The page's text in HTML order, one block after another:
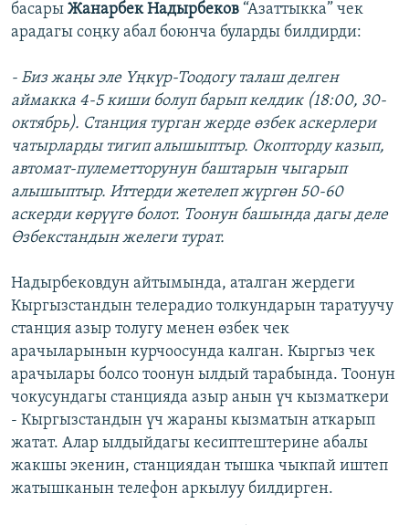
басары Жанарбек Надырбеков “Азаттыкка” чек
арадагы соңку абал боюнча буларды билдирди:
- Биз жаңы эле Үңкүр-Тоодогу талаш делген
аймакка 4-5 киши болуп барып келдик (18:00, 30-
октябрь). Станция турган жерде өзбек аскерлери
чатырларды тигип алышыптыр. Окопторду казып,
автомат-пулеметторунун баштарын чыгарып
алышыптыр. Иттерди жетелеп жүргөн 50-60
аскерди көрүүгө болот. Тоонун башында дагы деле
Өзбекстандын желеги турат.
Надырбековдун айтымында, аталган жердеги
Кыргызстандын телерадио толкундарын таратуучу
станция азыр толугу менен өзбек чек
арачыларынын курчоосунда калган. Кыргыз чек
арачылары болсо тоонун ылдый тарабында. Тоонун
чокусундагы станцияда азыр анын үч кызматкери
- Кыргызстандын үч жараны кызматын аткарып
жатат. Алар ылдыйдагы кесиптештерине абалы
жакшы экенин, станциядан тышка чыкпай иштеп
жатышканын телефон аркылуу билдирген.